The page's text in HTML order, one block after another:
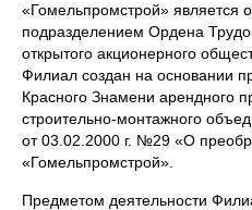
«Гомельпромстрой» является
подразделением Ордена
открытого акционерного
Филиал создан на основании
Красного Знамени арендного
строительно-монтажного
от 03.02.2000 г. №29 «О
«Гомельпромстрой».
Предметом деятельности